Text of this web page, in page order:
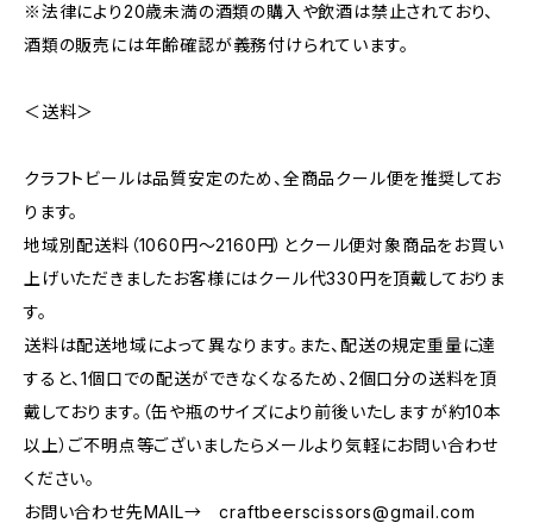
※法律により20歳未満の酒類の購入や飲酒は禁止されており、
酒類の販売には年齢確認が義務付けられています。
＜送料＞
クラフトビールは品質安定のため、全商品クール便を推奨してお
ります。
地域別配送料（1060円～2160円）とクール便対象商品をお買い
上げいただきましたお客様にはクール代330円を頂戴しておりま
す。
送料は配送地域によって異なります。また、配送の規定重量に達
すると、1個口での配送ができなくなるため、2個口分の送料を頂
戴しております。（缶や瓶のサイズにより前後いたしますが約10本
以上）ご不明点等ございましたらメールより気軽にお問い合わせ
ください。
お問い合わせ先MAIL→craftbeerscissors@gmail.com